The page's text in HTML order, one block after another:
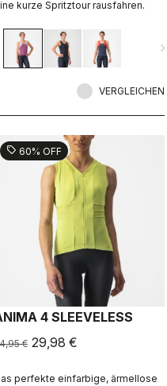
kurze Spritztour rausfahren.
VERGLEICHEN
sell 60% OFF
4 SLEEVELESS
€ 29,98 €
perfekte einfarbige, ärmellose